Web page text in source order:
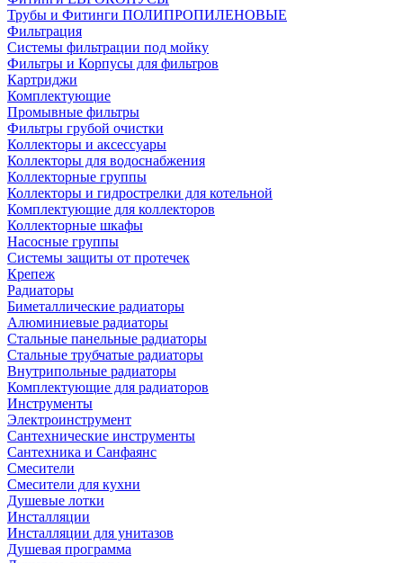
Трубы и Фитинги ПОЛИПРОПИЛЕНОВЫЕ
Фильтрация
Системы фильтрации под мойку
Фильтры и Корпусы для фильтров
Картриджи
Комплектующие
Промывные фильтры
Фильтры грубой очистки
Коллекторы и аксессуары
Коллекторы для водоснабжения
Коллекторные группы
Коллекторы и гидрострелки для котельной
Комплектующие для коллекторов
Коллекторные шкафы
Насосные группы
Системы защиты от протечек
Крепеж
Радиаторы
Биметаллические радиаторы
Алюминиевые радиаторы
Стальные панельные радиаторы
Стальные трубчатые радиаторы
Внутрипольные радиаторы
Комплектующие для радиаторов
Инструменты
Электроинструмент
Сантехнические инструменты
Сантехника и Санфаянс
Смесители
Смесители для кухни
Душевые лотки
Инсталляции
Инсталляции для унитазов
Душевая программа